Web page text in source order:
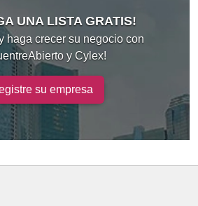
UNA LISTA GRATIS!
haga crecer su negocio con
y Cylex!
su empresa